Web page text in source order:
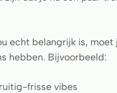
echt belangrijk is,
hebben. Bijvoorbeeld:
frisse vibes